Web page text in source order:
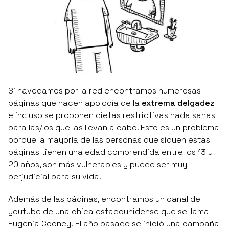
Si navegamos por la red encontramos numerosas
páginas que hacen apología de la extrema delgadez
e incluso se proponen dietas restrictivas nada sanas
para las/los que las llevan a cabo. Esto es un problema
porque la mayoría de las personas que siguen estas
páginas tienen una edad comprendida entre los 13 y
20 años, son más vulnerables y puede ser muy
perjudicial para su vida.
Además de las páginas, encontramos un canal de
youtube de una chica estadounidense que se llama
Eugenia Cooney. El año pasado se inició una campaña